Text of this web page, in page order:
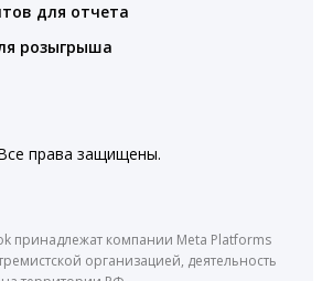
для отчета
розыгрыша
права защищены.
принадлежат компании Meta Platforms
организацией, деятельность